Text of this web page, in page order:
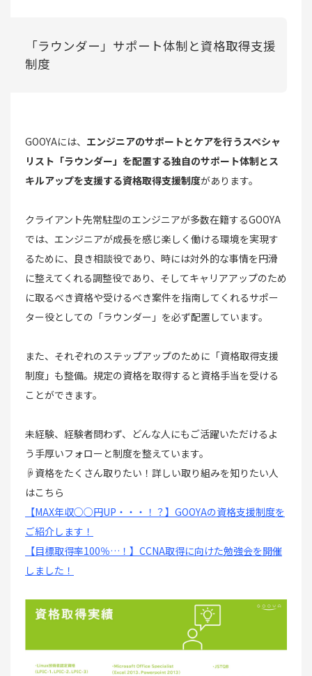
「ラウンダー」サポート体制と資格取得支援
制度
GOOYAには、 エンジニアのサポートとケアを行うスペシャ
リスト「ラウンダー」を配置する独自のサポート体制とス
キルアップを支援する資格取得支援制度があります。
クライアント先常駐型のエンジニアが多数在籍するGOOYA
では、エンジニアが成長を感じ楽しく働ける環境を実現す
るために、良き相談役であり、時には対外的な事情を円滑
に整えてくれる調整役であり、そしてキャリアアップのため
に取るべき資格や受けるべき案件を指南してくれるサポー
ター役としての「ラウンダー」を必ず配置しています。
また、それぞれのステップアップのために「資格取得支援
制度」も整備。規定の資格を取得すると資格手当を受ける
ことができます。
未経験、経験者問わず、どんな人にもご活躍いただけるよ
う手厚いフォローと制度を整えています。
☟資格をたくさん取りたい！詳しい取り組みを知りたい人
はこちら
【MAX年収○○円UP・・・！？】GOOYAの資格支援制度を
ご紹介します！
【目標取得率100％…！】CCNA取得に向けた勉強会を開催
しました！